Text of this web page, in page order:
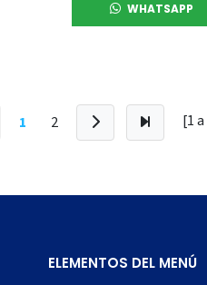
WHATSAPP
1 2 [1 a
ELEMENTOS DEL MENÚ